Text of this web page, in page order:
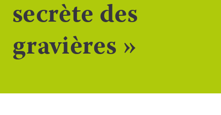
secrète des
gravières »